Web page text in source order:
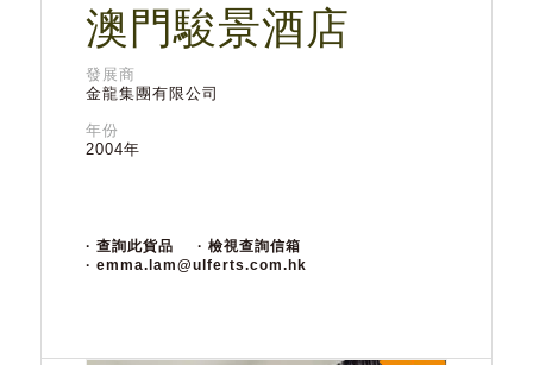
澳門駿景酒店
發展商
金龍集團有限公司
年份
2004年
· 查詢此貨品
· 檢視查詢信箱
· emma.lam@ulferts.com.hk